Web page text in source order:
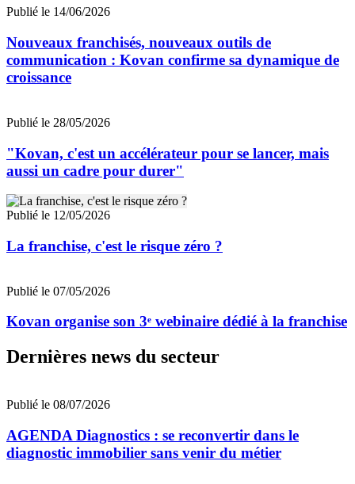
Publié le 14/06/2026
Nouveaux franchisés, nouveaux outils de
communication : Kovan confirme sa dynamique de
croissance
Publié le 28/05/2026
"Kovan, c'est un accélérateur pour se lancer, mais
aussi un cadre pour durer"
Publié le 12/05/2026
La franchise, c'est le risque zéro ?
Publié le 07/05/2026
Kovan organise son 3ᵉ webinaire dédié à la franchise
Dernières news du secteur
Publié le 08/07/2026
AGENDA Diagnostics : se reconvertir dans le
diagnostic immobilier sans venir du métier